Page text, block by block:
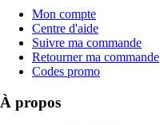
Mon compte
Centre d'aide
Suivre ma commande
Retourner ma commande
Codes promo
À propos